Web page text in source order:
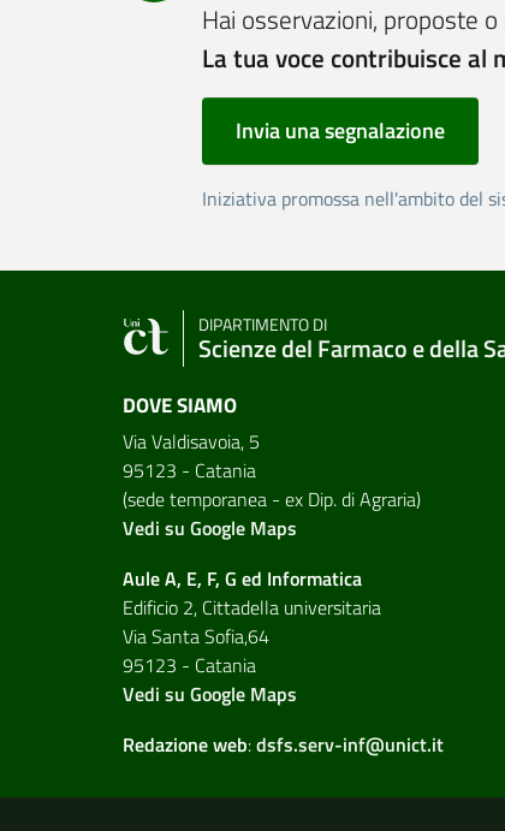
Hai osservazioni, proposte
La tua voce contribuisce al
Invia una segnalazione
Iniziativa promossa nell'ambito del
DIPARTIMENTO DI
Scienze del Farmaco e della
DOVE SIAMO
Via Valdisavoia, 5
95123 - Catania
(sede temporanea - ex Dip. di Agraria)
Vedi su Google Maps
Aule A, E, F, G ed Informatica
Edificio 2, Cittadella universitaria
Via Santa Sofia,64
95123 - Catania
Vedi su Google Maps
Redazione web:dsfs.serv-inf@unict.it